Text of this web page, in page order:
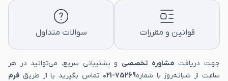
قوانین و مقررات سوالات متداول
جهت دریافت مشاوره تخصصی و پشتیبانی سریع، می‌توانید در هر
ساعت از شبانه‌روز با شماره75269-021 تماس بگیرید یا از طریق فرم